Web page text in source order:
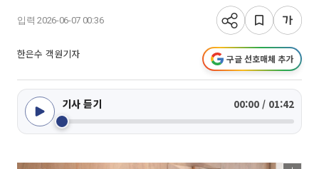
입력 2026-06-07 00:36
한은수 객원기자 구글 선호매체 추가
기사 듣기 00:00 / 01:42